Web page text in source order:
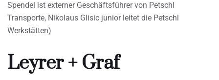
Spendel ist externer Geschäftsführer von Petschl
Transporte, Nikolaus Glisic junior leitet die Petschl
Werkstätten)
Leyrer + Graf